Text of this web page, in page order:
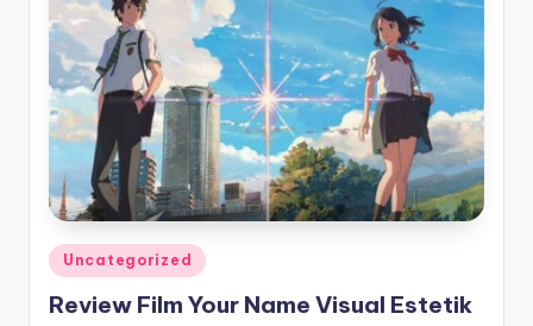
Posted
in
Uncategorized
Review Film Your Name Visual Estetik